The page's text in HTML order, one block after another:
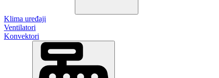
Klima uređaji
Ventilatori
Konvektori